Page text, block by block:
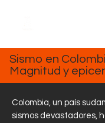
Inicio
En Vivo
5, 2025
Sismo en
Magnitud y
Colombia, un país
sismos devastadores,